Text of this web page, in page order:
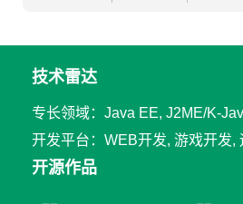
技术雷达
专长领域：Java EE, J2ME/K-
开发平台：WEB开发, 游戏开发,
开源作品